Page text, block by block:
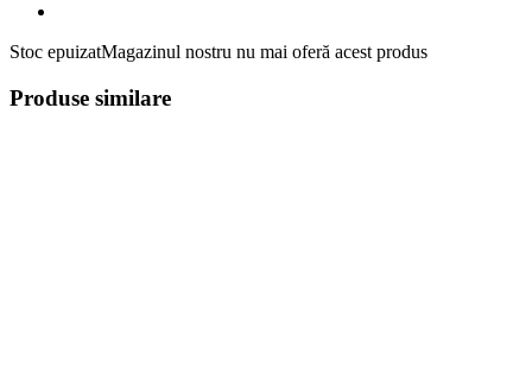
Stoc epuizatMagazinul nostru nu mai oferă acest produs
Produse similare